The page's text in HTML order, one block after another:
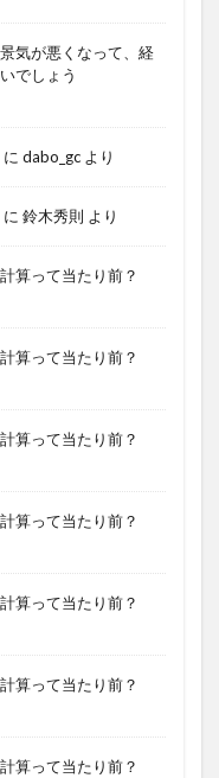
気が悪くなって、経
でしょう
に dabo_gc より
に 鈴木秀則 より
算って当たり前？
算って当たり前？
算って当たり前？
算って当たり前？
算って当たり前？
算って当たり前？
算って当たり前？